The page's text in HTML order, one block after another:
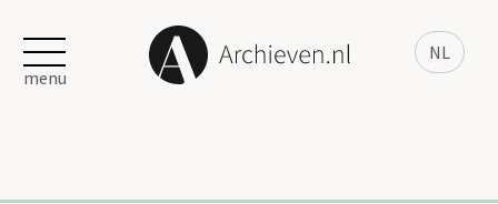
NL
menu